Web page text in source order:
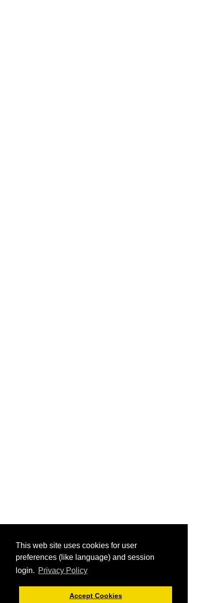
This web site uses cookies for user
preferences (like language) and session
login. Privacy Policy
Accept Cookies